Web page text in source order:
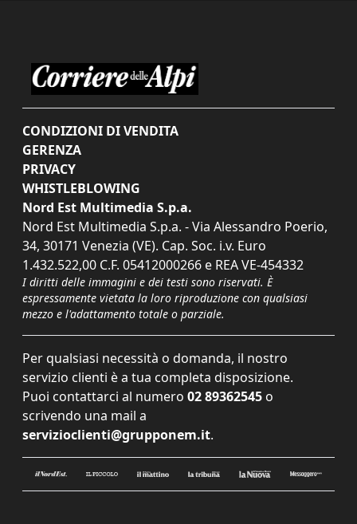
CONDIZIONI DI VENDITA
GERENZA
PRIVACY
WHISTLEBLOWING
Nord Est Multimedia S.p.a.
Nord Est Multimedia S.p.a. - Via Alessandro Poerio,
34, 30171 Venezia (VE). Cap. Soc. i.v. Euro
1.432.522,00 C.F. 05412000266 e REA VE-454332
I diritti delle immagini e dei testi sono riservati. È
espressamente vietata la loro riproduzione con qualsiasi
mezzo e l'adattamento totale o parziale.
Per qualsiasi necessità o domanda, il nostro
servizio clienti è a tua completa disposizione.
Puoi contattarci al numero 02 89362545 o
scrivendo una mail a
servizioclienti@grupponem.it.